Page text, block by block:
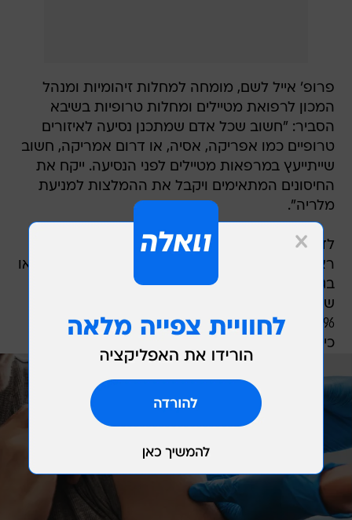
פרופ' אייל לשם, מומחה למחלות זיהומיות ומנהל
המכון לרפואת מטיילים ומחלות טרופיות בשיבא
הסביר: "חשוב שכל אדם שמתכנן נסיעה לאיזורים
טרופיים כמו אפריקה, אסיה, או דרום אמריקה, חשוב
שייתייעץ במרפאות מטיילים לפני הנסיעה. ייקח את
החיסונים המתאימים ויקבל את ההמלצות למניעת
מלריה".
לדבריו, המחלה עוברת בעקיצות יתושים, מניעה
ראשונית היא לבישת ביגוד ארוך בשעות המועדות (או
בגדים טבולים בפרמתרין - חומר דוחה יתושים),
30%-20%) על חלקי הגוף החשופים, ושינה תחת
כילה או בחדר ממוזג או עם רשתות על החלונות.